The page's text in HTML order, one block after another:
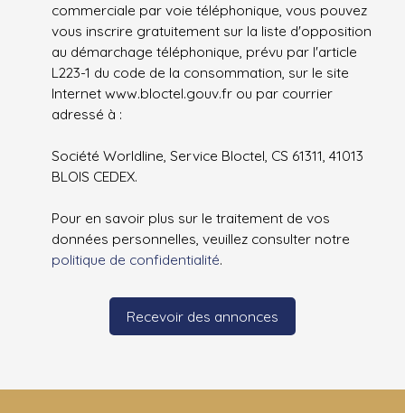
commerciale par voie téléphonique, vous pouvez
vous inscrire gratuitement sur la liste d'opposition
au démarchage téléphonique, prévu par l'article
L223-1 du code de la consommation, sur le site
Internet www.bloctel.gouv.fr ou par courrier
adressé à :
Société Worldline, Service Bloctel, CS 61311, 41013
BLOIS CEDEX.
Pour en savoir plus sur le traitement de vos
données personnelles, veuillez consulter notre
politique de confidentialité.
Recevoir des annonces